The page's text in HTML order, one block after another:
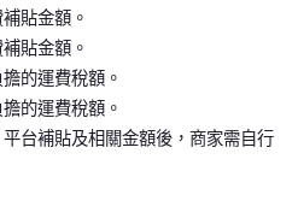
貼金額。
貼金額。
擔的運費稅額。
擔的運費稅額。
台補貼及相關金額後，商家需自行